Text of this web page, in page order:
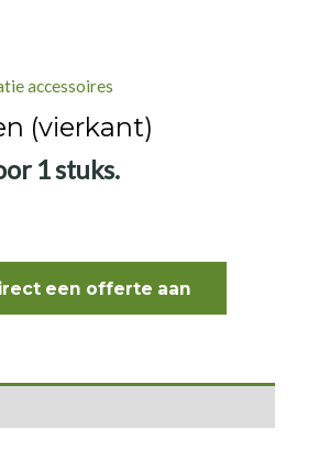
accessoires
(vierkant)
1 stuks.
een offerte aan